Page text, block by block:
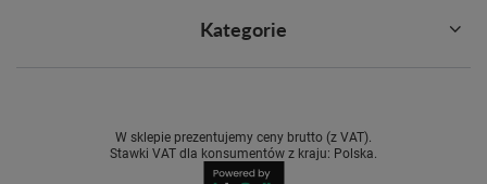
Kategorie
W sklepie prezentujemy ceny brutto (z VAT).
Stawki VAT dla konsumentów z kraju: Polska